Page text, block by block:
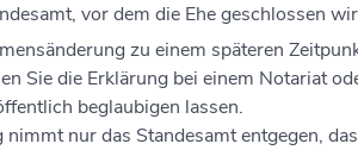
vor dem die Ehe geschlossen
zu einem späteren
Sie die Erklärung bei einem Notariat
beglaubigen lassen.
nimmt nur das Standesamt entgegen,